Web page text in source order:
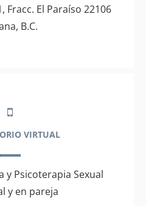
Fracc. El Paraíso 22106
B.C.
VIRTUAL
y Psicoterapia Sexual
y en pareja